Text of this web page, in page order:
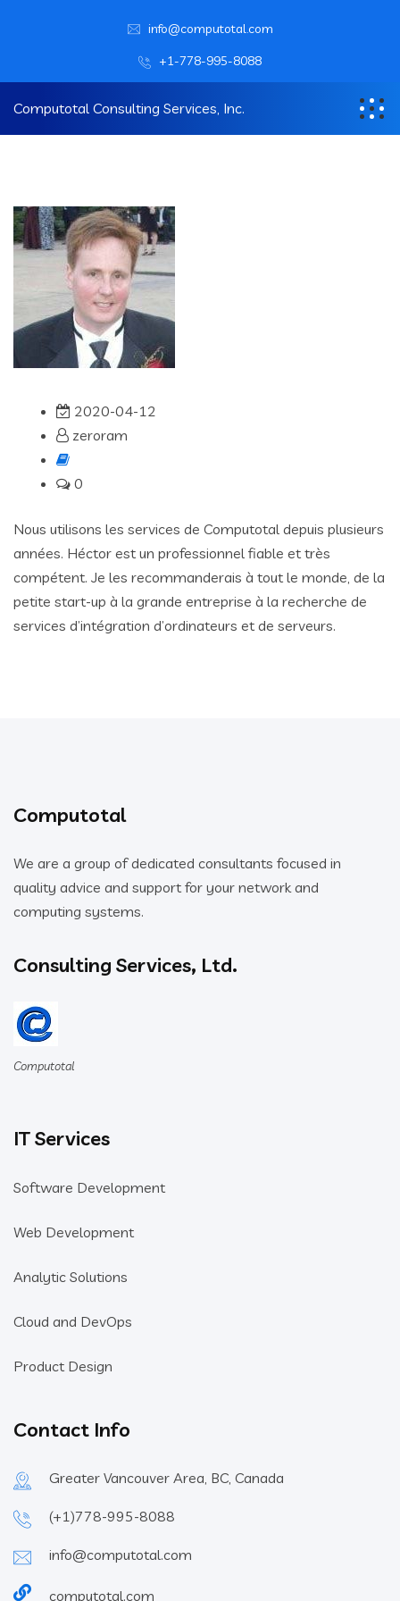
info@computotal.com
+1-778-995-8088
Computotal Consulting Services, Inc.
2020-04-12
zeroram
0
Nous utilisons les services de Computotal depuis plusieurs
années. Héctor est un professionnel fiable et très
compétent. Je les recommanderais à tout le monde, de la
petite start-up à la grande entreprise à la recherche de
services d’intégration d’ordinateurs et de serveurs.
Computotal
We are a group of dedicated consultants focused in
quality advice and support for your network and
computing systems.
Consulting Services, Ltd.
Computotal
IT Services
Software Development
Web Development
Analytic Solutions
Cloud and DevOps
Product Design
Contact Info
Greater Vancouver Area, BC, Canada
(+1)778-995-8088
info@computotal.com
computotal.com